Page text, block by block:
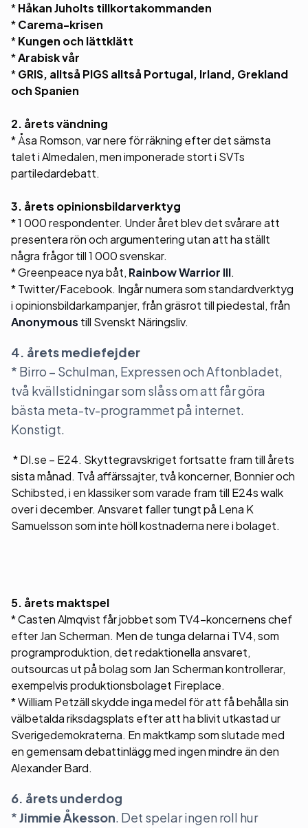
*Håkan Juholts tillkortakommanden
*Carema-krisen
*Kungen och lättklätt
*Arabisk vår
*GRIS, alltså PIGS alltså Portugal, Irland, Grekland
och Spanien
2. årets vändning
* Åsa Romson, var nere för räkning efter det sämsta
talet i Almedalen, men imponerade stort i SVTs
partiledardebatt.
3. årets opinionsbildarverktyg
* 1 000 respondenter. Under året blev det svårare att
presentera rön och argumentering utan att ha ställt
några frågor till 1 000 svenskar.
* Greenpeace nya båt, Rainbow Warrior III.
* Twitter/Facebook. Ingår numera som standardverktyg
i opinionsbildarkampanjer, från gräsrot till piedestal, från
Anonymous till Svenskt Näringsliv.
4. årets mediefejder
* Birro – Schulman, Expressen och Aftonbladet,
två kvällstidningar som slåss om att får göra
bästa meta-tv-programmet på internet.
Konstigt.
* DI.se – E24. Skyttegravskriget fortsatte fram till årets
sista månad. Två affärssajter, två koncerner, Bonnier och
Schibsted, i en klassiker som varade fram till E24s walk
over i december. Ansvaret faller tungt på Lena K
Samuelsson som inte höll kostnaderna nere i bolaget.
5. årets maktspel
* Casten Almqvist får jobbet som TV4-koncernens chef
efter Jan Scherman. Men de tunga delarna i TV4, som
programproduktion, det redaktionella ansvaret,
outsourcas ut på bolag som Jan Scherman kontrollerar,
exempelvis produktionsbolaget Fireplace.
* William Petzäll skydde inga medel för att få behålla sin
välbetalda riksdagsplats efter att ha blivit utkastad ur
Sverigedemokraterna. En maktkamp som slutade med
en gemensam debattinlägg med ingen mindre än den
Alexander Bard.
6. årets underdog
*Jimmie Åkesson. Det spelar ingen roll hur